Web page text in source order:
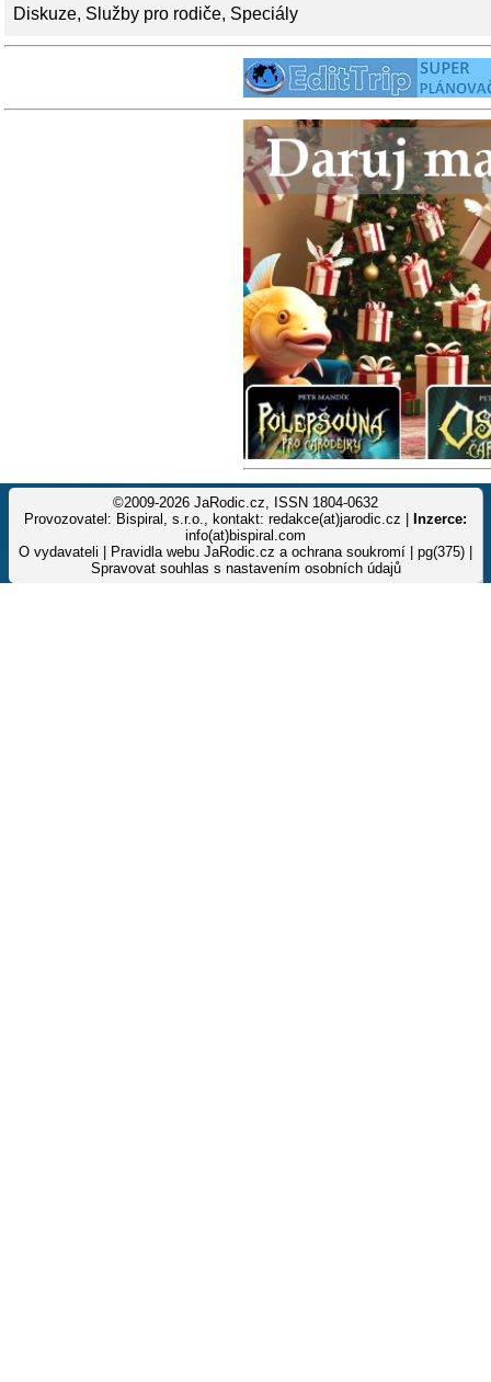
Diskuze, Služby pro rodiče, Speciály
©2009-2026 JaRodic.cz, ISSN 1804-0632
Provozovatel: Bispiral, s.r.o., kontakt: redakce(at)jarodic.cz |
Inzerce:
info(at)bispiral.com
O vydavateli
Pravidla webu JaRodic.cz a ochrana soukromí | pg(375) |
Spravovat souhlas s nastavením osobních údajů